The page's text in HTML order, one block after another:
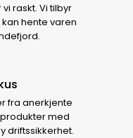
raskt. Vi tilbyr
hente varen
fra anerkjente
med
driftssikkerhet.